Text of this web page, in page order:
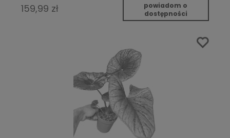
159,99 zł
powiadom o
dostępności